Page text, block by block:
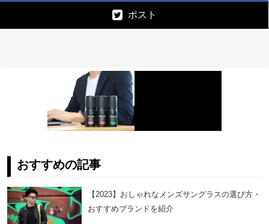
ポスト
おすすめの記事
【2023】おしゃれなメンズサングラスの選び方・
おすすめブランドを紹介